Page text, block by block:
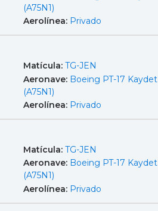
(A75N1)
Aerolínea: Privado
Matícula: TG-JEN
Aeronave: Boeing PT-17 Kaydet
(A75N1)
Aerolínea: Privado
Matícula: TG-JEN
Aeronave: Boeing PT-17 Kaydet
(A75N1)
Aerolínea: Privado